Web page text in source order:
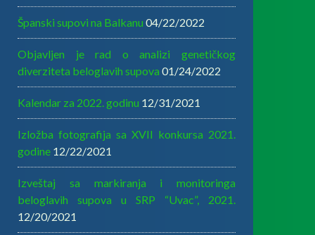
Španski supovi na Balkanu 04/22/2022
Objavljen je rad o analizi genetičkog
diverziteta beloglavih supova 01/24/2022
Kalendar za 2022. godinu 12/31/2021
Izložba fotografija sa XVII konkursa 2021.
godine 12/22/2021
Izveštaj sa markiranja i monitoringa
beloglavih supova u SRP “Uvac”, 2021.
12/20/2021